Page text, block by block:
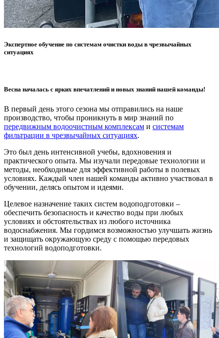
Экспертное обучение по системам очистки воды в чрезвычайных
ситуациях
Весна началась с ярких впечатлений и новых знаний нашей команды!
В первый день этого сезона мы отправились на наше
производство, чтобы проникнуть в мир знаний по
передвижным водоочистным комплексам и системам
фильтрации в чрезвычайных ситуациях.
Это был день интенсивной учебы, вдохновения и
практического опыта. Мы изучали передовые технологии и
методы, необходимые для эффективной работы в полевых
условиях. Каждый член нашей команды активно участвовал в
обучении, делясь опытом и идеями.
Целевое назначение таких систем водоподготовки –
обеспечить безопасность и качество воды при любых
условиях и обстоятельствах из любого источника
водоснабжения. Мы гордимся возможностью улучшать жизнь
и защищать окружающую среду с помощью передовых
технологий водоподготовки.